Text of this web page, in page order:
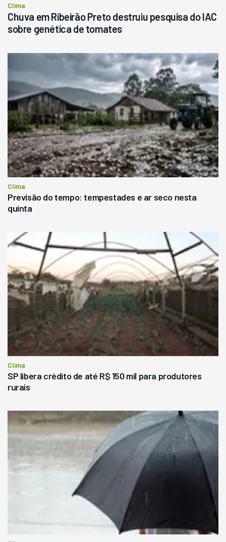
Clima
Chuva em Ribeirão Preto destruiu pesquisa do IAC
sobre genética de tomates
Clima
Previsão do tempo: tempestades e ar seco nesta
quinta
Clima
SP libera crédito de até R$ 150 mil para produtores
rurais